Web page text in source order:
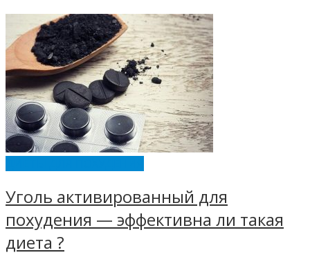
Уголь активированный для
похудения — эффективна ли такая
диета ?